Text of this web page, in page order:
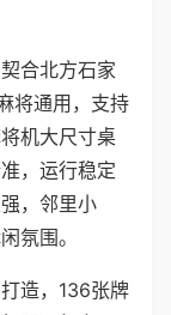
合北方石家
将通用，支持
机大尺寸桌
，运行稳定
，邻里小
氛围。
造，136张牌